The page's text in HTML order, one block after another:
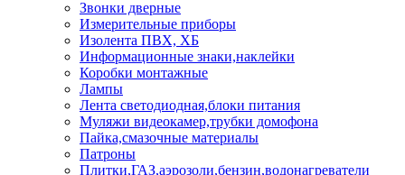
Звонки дверные
Измерительные приборы
Изолента ПВХ, ХБ
Информационные знаки,наклейки
Коробки монтажные
Лампы
Лента светодиодная,блоки питания
Муляжи видеокамер,трубки домофона
Пайка,смазочные материалы
Патроны
Плитки,ГАЗ,аэрозоли,бензин,водонагреватели